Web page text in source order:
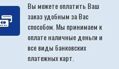
Вы можете оплатить Ваш
заказ удобным за Вас
способом. Мы принимаем к
оплате наличные деньги и
все виды банковских
платежных карт.